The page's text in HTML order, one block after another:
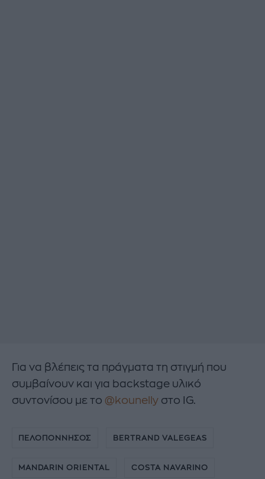
Για να βλέπεις τα πράγματα τη στιγμή που
συμβαίνουν και για backstage υλικό
συντονίσου με το @kounelly στο IG.
ΠΕΛΟΠΟΝΝΗΣΟΣ BERTRAND VALEGEAS
MANDARIN ORIENTAL COSTA NAVARINO